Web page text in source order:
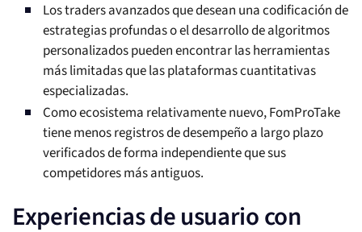
Los traders avanzados que desean una codificación de
estrategias profundas o el desarrollo de algoritmos
personalizados pueden encontrar las herramientas
más limitadas que las plataformas cuantitativas
especializadas.
Como ecosistema relativamente nuevo, FomProTake
tiene menos registros de desempeño a largo plazo
verificados de forma independiente que sus
competidores más antiguos.
Experiencias de usuario con